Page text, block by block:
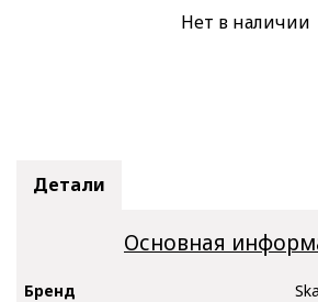
Нет в наличии
Детали
Основная
Бренд